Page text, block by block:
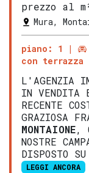
prezzo al
Mura,
piano: 1
con terrazza
L'AGENZIA
IN VENDITA
RECENTE
GRAZIOSA
MONTAIONE,
NOSTRE
DISPOSTO
LEGGI ANCORA